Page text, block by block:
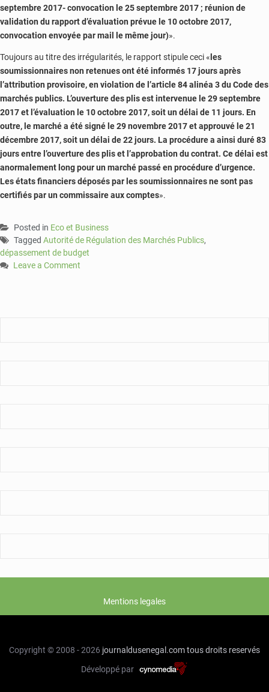
septembre 2017- convocation le 25 septembre 2017 ; réunion de
validation du rapport d’évaluation prévue le 10 octobre 2017,
convocation envoyée par mail le même jour)».
Toujours au titre des irrégularités, le rapport stipule ceci « les
soumissionnaires non retenues ont été informés 17 jours après
l’attribution provisoire, en violation de l’article 84 alinéa 3 du Code des
marchés publics. L’ouverture des plis est intervenue le 29 septembre
2017 et l’évaluation le 10 octobre 2017, soit un délai de 11 jours. En
outre, le marché a été signé le 29 novembre 2017 et approuvé le 21
décembre 2017, soit un délai de 22 jours. La procédure a ainsi duré 83
jours entre l’ouverture des plis et l’approbation du con­trat. Ce délai est
anormalement long pour un mar­ché passé en procédure d’urgence.
Les états financiers déposés par les soumissionnaires ne sont pas
certifiés par un commissaire aux comptes».
Posted in Eco et Business
Tagged Autorité de Régulation des Marchés Publics,
dépassement de budget
Leave a Comment
Mentions legales
Copyright © 2008 - 2026 journaldusenegal.comtous droits reservés
Développé par